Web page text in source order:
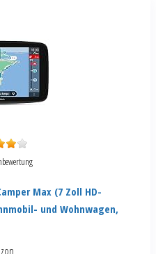
Max (7 Zoll HD-
und Wohnwagen,